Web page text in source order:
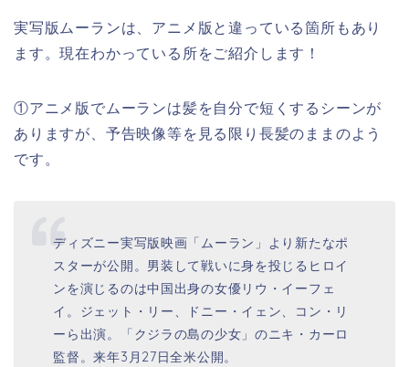
実写版ムーランは、アニメ版と違っている箇所もあり
ます。現在わかっている所をご紹介します！
①アニメ版でムーランは髪を自分で短くするシーンが
ありますが、予告映像等を見る限り長髪のままのよう
です。
ディズニー実写版映画「ムーラン」より新たなポ
スターが公開。男装して戦いに身を投じるヒロイ
ンを演じるのは中国出身の女優リウ・イーフェ
イ。ジェット・リー、ドニー・イェン、コン・リ
ーら出演。「クジラの島の少女」のニキ・カーロ
監督。来年3月27日全米公開。